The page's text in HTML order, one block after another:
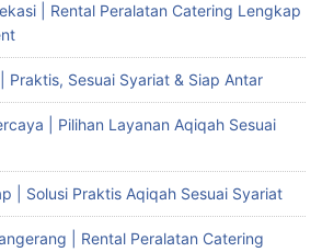
| Rental Peralatan Catering Lengkap
Praktis, Sesuai Syariat & Siap Antar
| Pilihan Layanan Aqiqah Sesuai
| Solusi Praktis Aqiqah Sesuai Syariat
| Rental Peralatan Catering